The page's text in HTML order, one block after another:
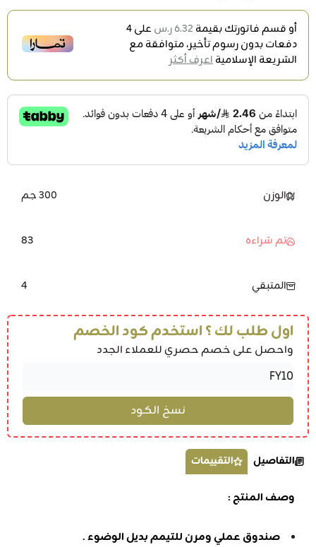
أو قسم فاتورتك بقيمة 6.32 ر.س على4
دفعات بدون رسوم تأخير، متوافقة مع
الشريعة الإسلاميةاعرف أكثر
الوزن 300 جم
تم شراءه 83
المتبقي 4
اول طلب لك ؟ استخدم كود الخصم
واحصل على خصم حصري للعملاء الجدد
التفاصيل التقييمات
وصف المنتج :
صندوق عملي ومرن للتيمم بديل الوضوء .